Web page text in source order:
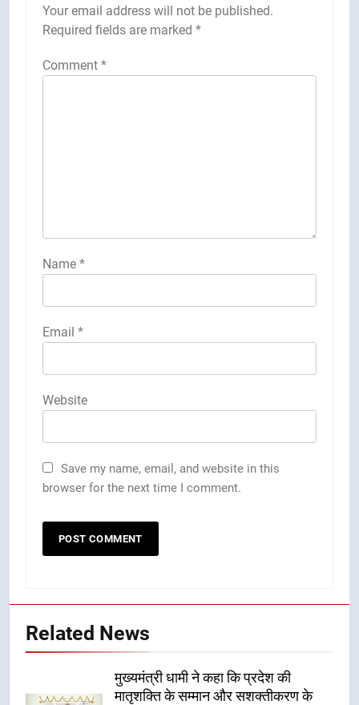
Your email address will not be published.
Required fields are marked *
Comment *
Name *
Email *
Website
Save my name, email, and website in this
browser for the next time I comment.
Related News
मुख्यमंत्री धामी ने कहा कि प्रदेश की
मातृशक्ति के सम्मान और सशक्तीकरण के